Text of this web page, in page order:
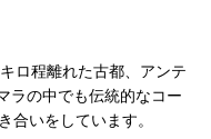
ロ程離れた古都、アンテ
ラの中でも伝統的なコー
合いをしています。